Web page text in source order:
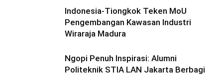
Indonesia-Tiongkok Teken MoU
Pengembangan Kawasan Industri
Wiraraja Madura
Ngopi Penuh Inspirasi: Alumni
Politeknik STIA LAN Jakarta Berbagi